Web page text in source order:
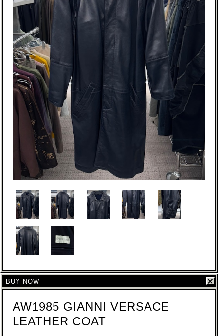
BUY NOW
AW1985 GIANNI VERSACE
LEATHER COAT